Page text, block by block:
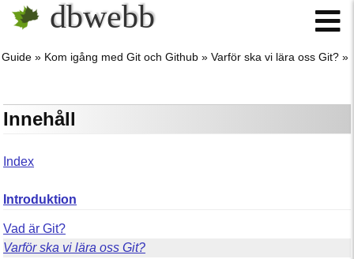
dbwebb
Guide Kom igång med Git och Github Varför ska vi lära oss Git?
Innehåll
Index
Introduktion
Vad är Git?
Varför ska vi lära oss Git?